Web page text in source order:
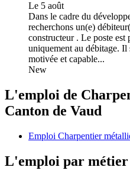
Le 5 août
Dans le cadre du
recherchons un(e)
constructeur . Le poste est
uniquement au débitage. Il
motivée et capable...
New
L'emploi de
Canton de Vaud
Emploi Charpentier
L'emploi par métier